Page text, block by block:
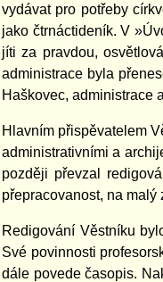
vydávat pro potřeby
jako čtrnáctideník. V
jíti za pravdou,
administrace byla
Haškovec, administrace
Hlavním přispěvatelem
administrativními a
později převzal
přepracovanost, na
Redigování Věstníku
Své povinnosti
dále povede časopis.